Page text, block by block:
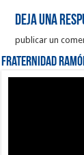
Deja una
publicar un
Fraternidad